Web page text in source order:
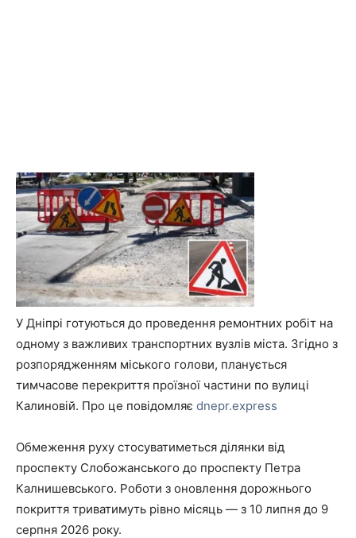
У Дніпрі готуються до проведення ремонтних робіт на
одному з важливих транспортних вузлів міста. Згідно з
розпорядженням міського голови, планується
тимчасове перекриття проїзної частини по вулиці
Калиновій. Про це повідомляє dnepr.express
Обмеження руху стосуватиметься ділянки від
проспекту Слобожанського до проспекту Петра
Калнишевського. Роботи з оновлення дорожнього
покриття триватимуть рівно місяць — з 10 липня до 9
серпня 2026 року.